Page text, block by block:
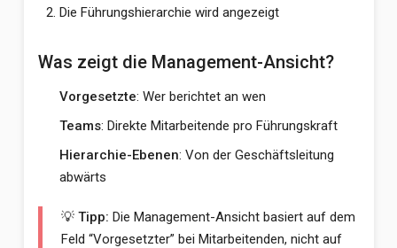
Die Führungshierarchie wird angezeigt
Was zeigt die Management-Ansicht?
Vorgesetzte: Wer berichtet an wen
Teams: Direkte Mitarbeitende pro Führungskraft
Hierarchie-Ebenen: Von der Geschäftsleitung
abwärts
💡 Tipp: Die Management-Ansicht basiert auf dem
Feld “Vorgesetzter” bei Mitarbeitenden, nicht auf